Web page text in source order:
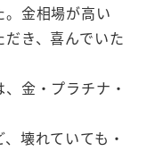
金相場が高い
き、喜んでいた
金・プラチナ・
壊れていても・